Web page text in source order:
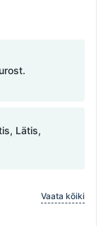
Lätis,
Vaata kõiki